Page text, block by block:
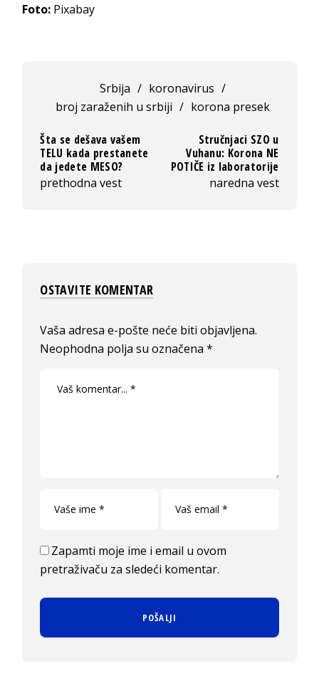
Foto: Pixabay
Srbija / koronavirus /
broj zaraženih u srbiji / korona presek
Šta se dešava vašem
TELU kada prestanete
da jedete MESO?
prethodna vest
Stručnjaci SZO u
Vuhanu: Korona NE
POTIČE iz laboratorije
naredna vest
OSTAVITE KOMENTAR
Vaša adresa e-pošte neće biti objavljena.
Neophodna polja su označena*
Zapamti moje ime i email u ovom
pretraživaču za sledeći komentar.